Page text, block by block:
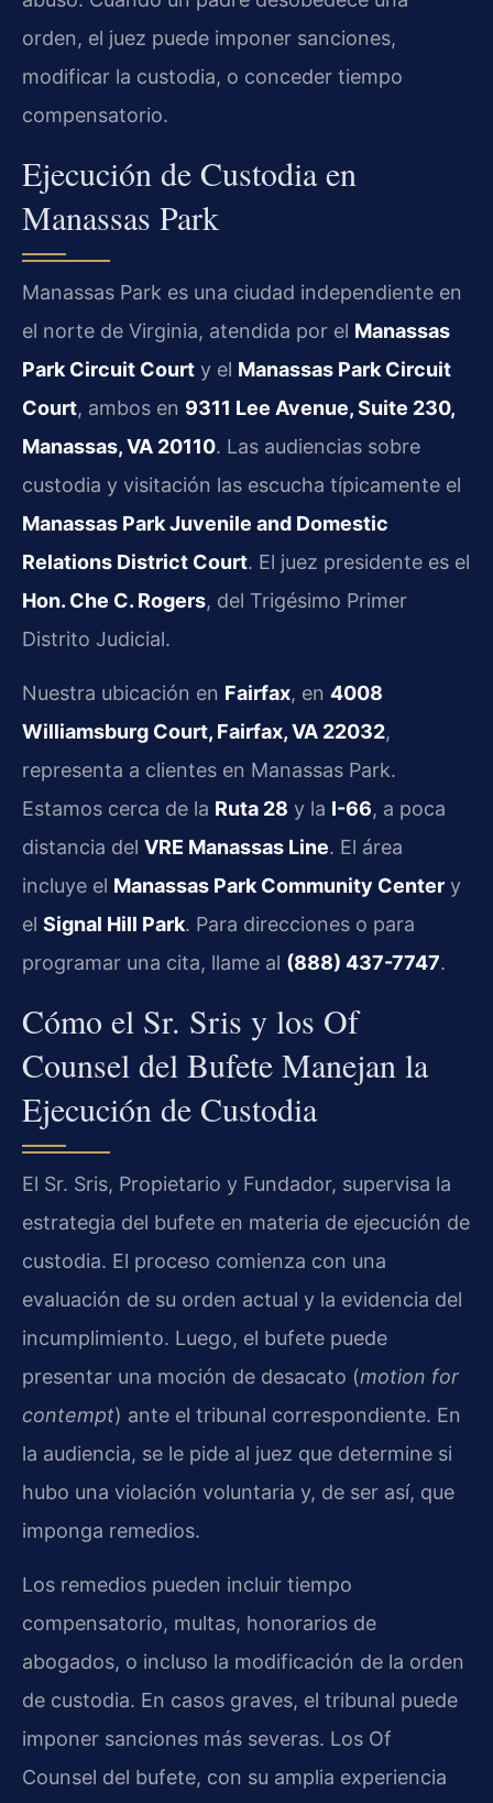
orden, el juez puede imponer sanciones,
modificar la custodia, o conceder tiempo
compensatorio.
Ejecución de Custodia en
Manassas Park
Manassas Park es una ciudad independiente en
el norte de Virginia, atendida por el Manassas
Park Circuit Court y el Manassas Park Circuit
Court, ambos en 9311 Lee Avenue, Suite 230,
Manassas, VA 20110. Las audiencias sobre
custodia y visitación las escucha típicamente el
Manassas Park Juvenile and Domestic
Relations District Court. El juez presidente es el
Hon. Che C. Rogers, del Trigésimo Primer
Distrito Judicial.
Nuestra ubicación en Fairfax, en 4008
Williamsburg Court, Fairfax, VA 22032,
representa a clientes en Manassas Park.
Estamos cerca de la Ruta 28 y la I-66, a poca
distancia del VRE Manassas Line. El área
incluye el Manassas Park Community Center y
el Signal Hill Park. Para direcciones o para
programar una cita, llame al (888) 437-7747.
Cómo el Sr. Sris y los Of
Counsel del Bufete Manejan la
Ejecución de Custodia
El Sr. Sris, Propietario y Fundador, supervisa la
estrategia del bufete en materia de ejecución de
custodia. El proceso comienza con una
evaluación de su orden actual y la evidencia del
incumplimiento. Luego, el bufete puede
presentar una moción de desacato (motion for
contempt) ante el tribunal correspondiente. En
la audiencia, se le pide al juez que determine si
hubo una violación voluntaria y, de ser así, que
imponga remedios.
Los remedios pueden incluir tiempo
compensatorio, multas, honorarios de
abogados, o incluso la modificación de la orden
de custodia. En casos graves, el tribunal puede
imponer sanciones más severas. Los Of
Counsel del bufete, con su amplia experiencia